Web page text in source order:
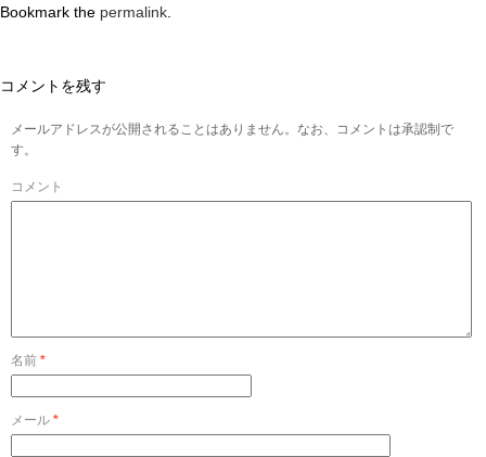
Bookmark the permalink.
コメントを残す
メールアドレスが公開されることはありません。なお、コメントは承認制で
す。
コメント
名前 *
メール *